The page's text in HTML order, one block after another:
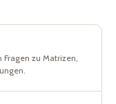
zu Matrizen,